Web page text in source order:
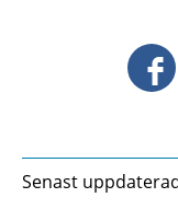
Senast